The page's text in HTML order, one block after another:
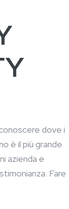
dove i
è il più grande
azienda e
Fare